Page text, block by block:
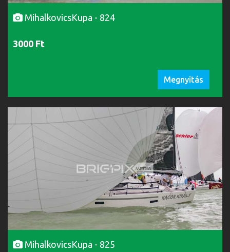
MihalkovicsKupa - 824
3000 Ft
Megnyitás
MihalkovicsKupa - 825